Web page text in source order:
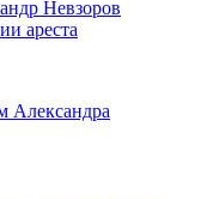
Невзоров
ареста
Александра